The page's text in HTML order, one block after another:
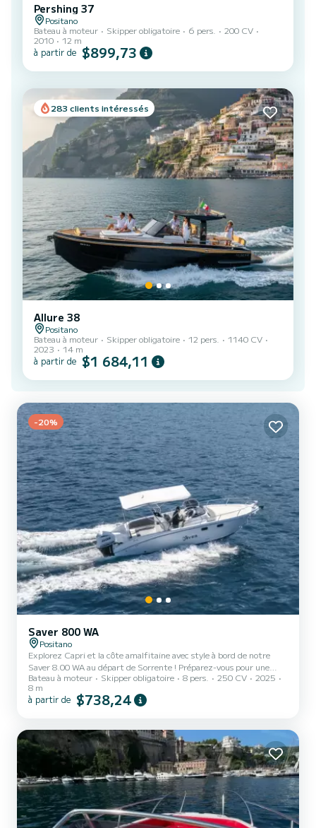
Pershing 37
Positano
Bateau à moteur
Skipper obligatoire 6 pers.
200 CV
2010
12 m
à partir de $899,73
283 clients intéressés
Allure 38
Positano
Bateau à moteur
Skipper obligatoire 12 pers.
1140 CV
2023
14 m
à partir de $1 684,11
-20%
Saver 800 WA
Positano
Explorez Capri et la côte amalfitaine avec style à bord de notre
Saver 8.00 WA au départ de Sorrente ! Préparez-vous pour une
aventure inoubliable au cœur de la Méditerranée ! Départ de
Sorrente sur notre élégant et spacieux Saver 8.00 WA,
accompagné d'un skipper professionnel qui vous guidera à travers
souffle - tout est inclus ! Choisissez votre tour parfait : • Capri
Dream T...
Bateau à moteur Skipper obligatoire 8 pers. 250 CV
2025
8 m
à partir de $738,24